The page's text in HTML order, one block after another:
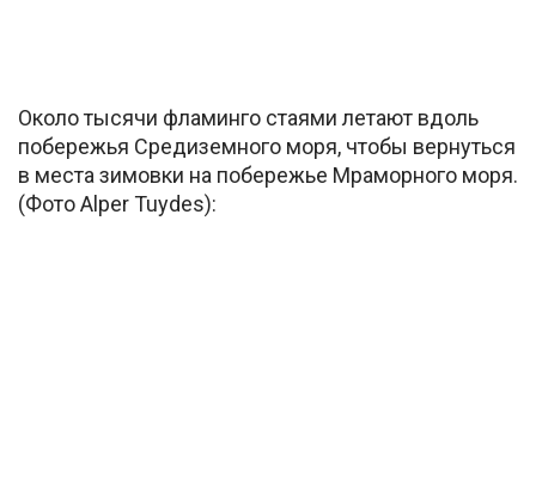
Около тысячи фламинго стаями летают вдоль
побережья Средиземного моря, чтобы вернуться
в места зимовки на побережье Мраморного моря.
(Фото Alper Tuydes):